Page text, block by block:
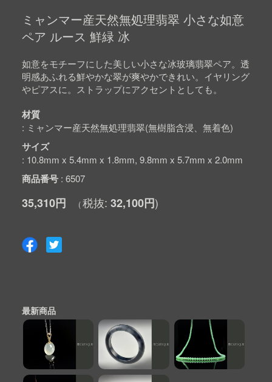
beginning
images
gallery
ミャンマー産天然無処理翡翠 小さな如意
ペア ルース 鮮緑 冰
如意をモチーフにした美しい小さな冰玻璃翡翠ペア。透
明感あふれる鮮やかな翠が爽やかできれい。イヤリング
やピアスに。ストラップにアクセントとしても。
材質
ミャンマー産天然無処理翡翠(無樹脂含浸、無着色)
サイズ
10.8mm x 5.4mm x 1.8mm, 9.8mm x 5.7mm x 2.0mm
商品番号 6507
35,310円 32,100円
最新商品